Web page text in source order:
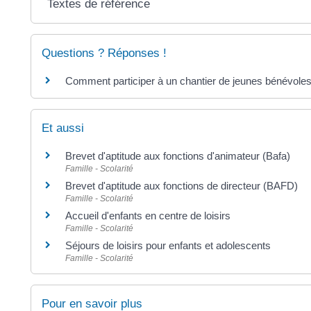
Textes de référence
Questions ? Réponses !
Comment participer à un chantier de jeunes
Et aussi
Brevet d'aptitude aux fonctions d'animateur (Bafa)
Famille - Scolarité
Brevet d'aptitude aux fonctions de directeur (BAFD)
Famille - Scolarité
Accueil d'enfants en centre de loisirs
Famille - Scolarité
Séjours de loisirs pour enfants et adolescents
Famille - Scolarité
Pour en savoir plus